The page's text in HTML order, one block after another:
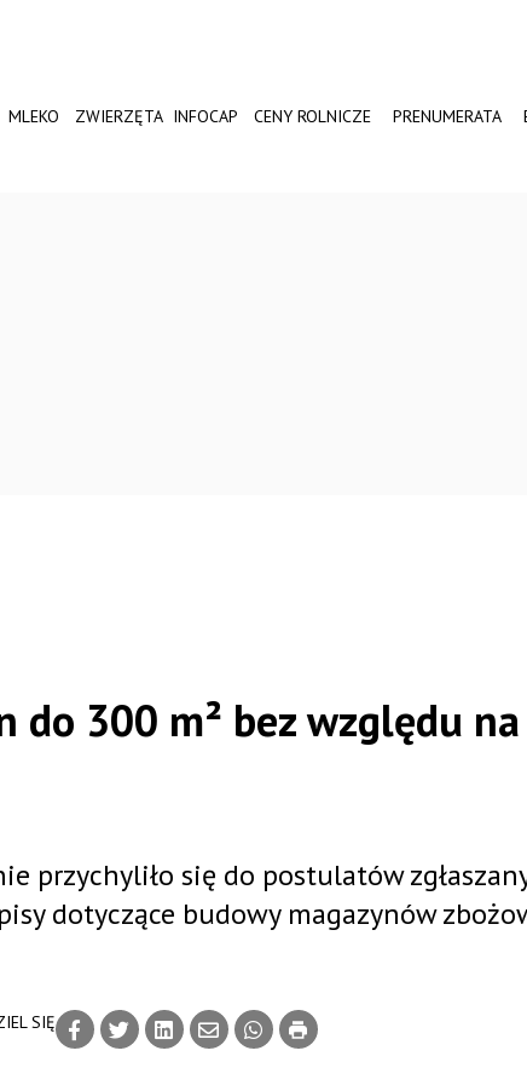
MLEKO ZWIERZĘTA INFOCAP CENY ROLNICZE PRENUMERATA
do 300 m² bez względu na
SIĘ
przychyliło się do postulatów
dotyczące budowy magazynów